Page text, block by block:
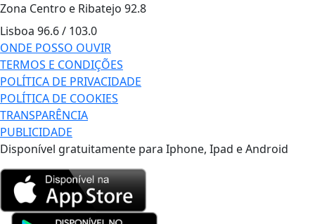
Zona Centro e Ribatejo 92.8
Lisboa 96.6 / 103.0
ONDE POSSO OUVIR
TERMOS E CONDIÇÕES
POLÍTICA DE PRIVACIDADE
POLÍTICA DE COOKIES
TRANSPARÊNCIA
PUBLICIDADE
Disponível gratuitamente para Iphone, Ipad e Android